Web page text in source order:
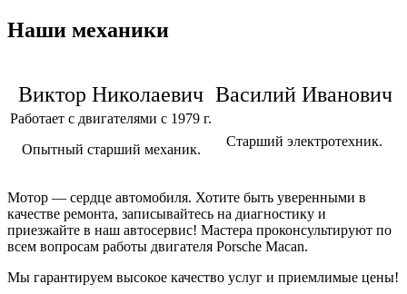
Наши механики
Виктор Николаевич Василий Иванович
Работает с двигателями с 1979 г.
Опытный старший механик.
Старший электротехник.
Мотор — сердце автомобиля. Хотите быть уверенными в
качестве ремонта, записывайтесь на диагностику и
приезжайте в наш автосервис! Мастера проконсультируют по
всем вопросам работы двигателя Porsche Macan.
Мы гарантируем высокое качество услуг и приемлимые цены!